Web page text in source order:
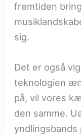
fremtiden
sig.
Det er også
teknologien
på, vil vores
den samme.
yndlingsbands